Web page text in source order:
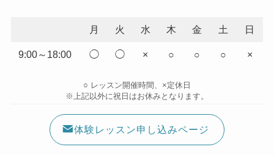
月 火 水 木 金 土 日
9:00～18:00 ◯ ◯ × ○ ○ ○ ×
○ レッスン開催時間、×定休日
※上記以外に祝日はお休みとなります。
体験レッスン申し込みページ